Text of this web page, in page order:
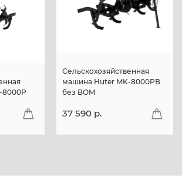
8000P
Сельскохозяйственная
машина Huter MK-8000PВ
без BOM
37 590 p.